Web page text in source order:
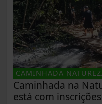
CAMINHADA
Caminhada na
está com